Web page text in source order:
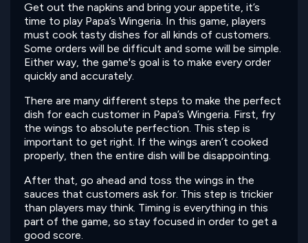
Get out the napkins and bring your appetite, it’s
time to play Papa’s Wingeria. In this game, players
must cook tasty dishes for all kinds of customers.
Some orders will be difficult and some will be simple.
Either way, the game's goal is to make every order
quickly and accurately.
There are many different steps to make the perfect
dish for each customer in Papa’s Wingeria. First, fry
the wings to absolute perfection. This step is
important to get right. If the wings aren’t cooked
properly, then the entire dish will be disappointing.
After that, go ahead and toss the wings in the
sauces that customers ask for. This step is trickier
than players may think. Timing is everything in this
part of the game, so stay focused in order to get a
good score.